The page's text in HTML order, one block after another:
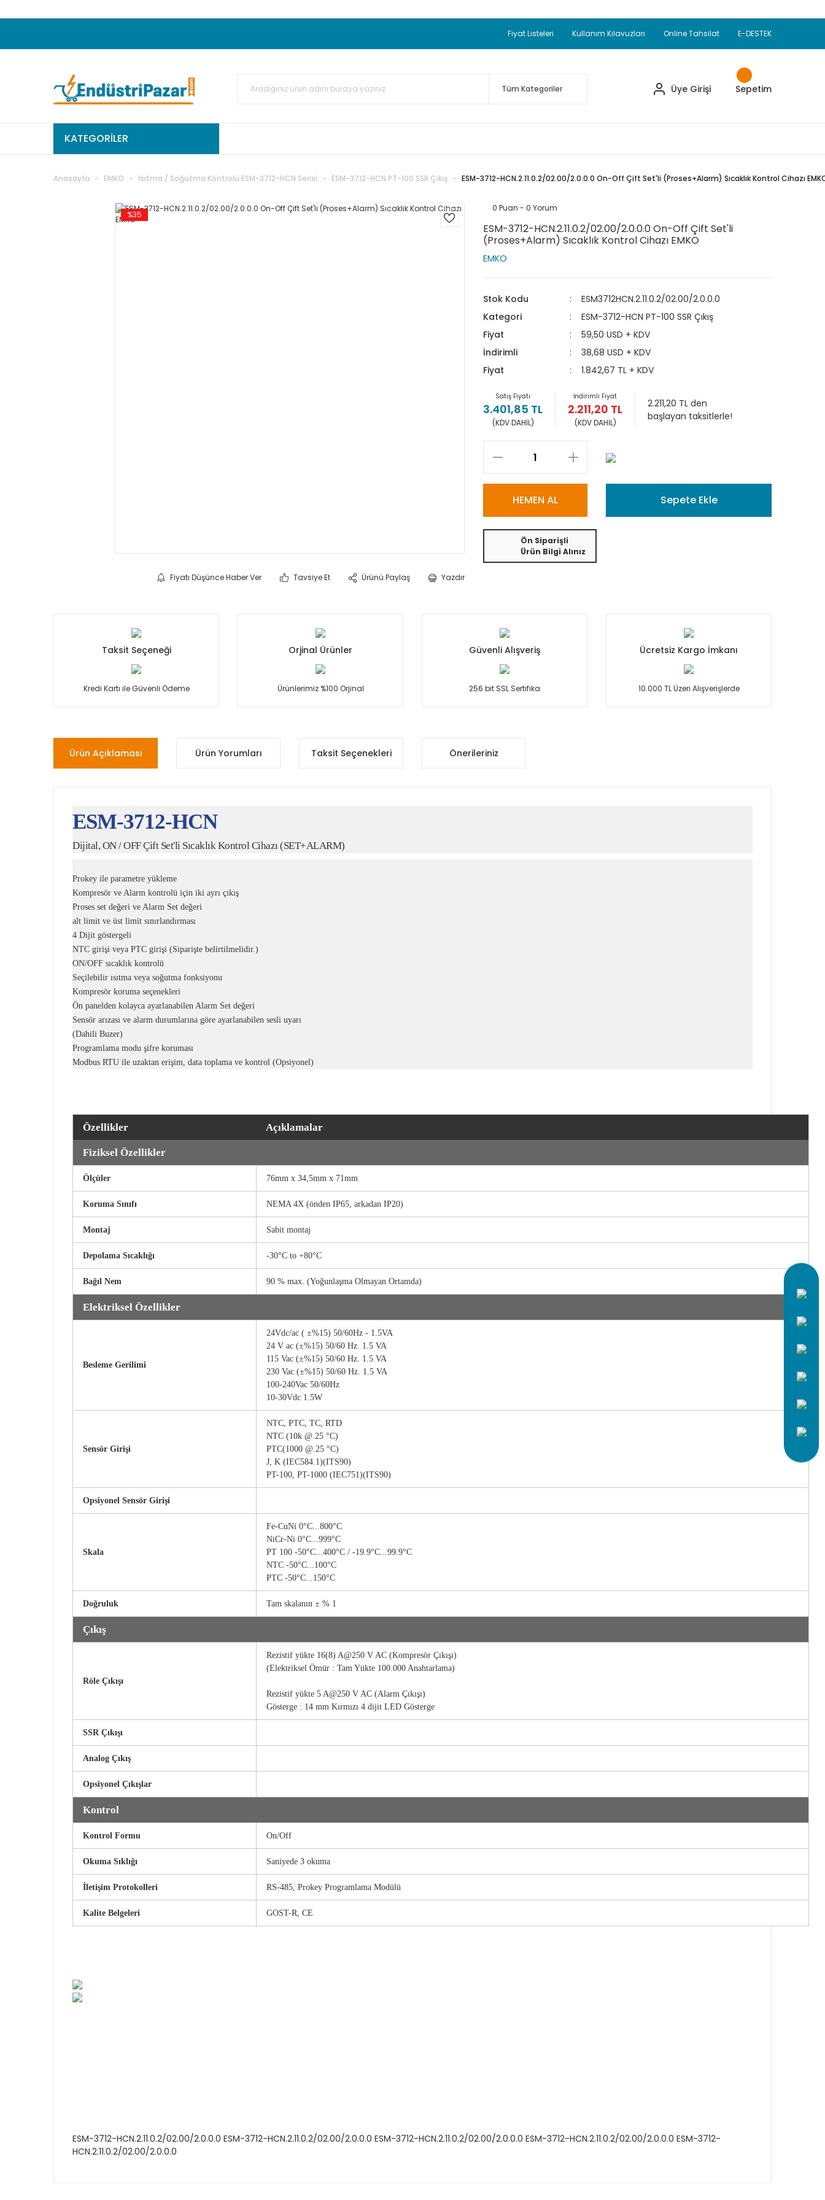
20.000TL ve Üzeri Alışverişlerinizde KARGO BEDAVATC Standart Bayonet J Tip Termokupul Ürünlerinde 50 Adet Alımlarda Sepette Ekstra %5 İskonto...
TC Standart Bayonet J Tip Termokupul Ürünlerinde 250 Adet Alımlarda Sepette
50.000,00TL ve Üzeri EMKO Ürünleri Alışverişlerinizde Sepette
Fiyat Listeleri Kullanım Kılavuzları Online Tahsilat E-DESTEK
Üye Girişi Sepetim
KATEGORİLER
Anasayfa EMKO Isıtma / Soğutma Kontrolü ESM-3712-HCN Serisi ESM-3712-HCN PT-100 SSR Çıkış ESM-3712-HCN.2.11.0.2/02.00/2.0.0.0 On-Off Çift Set'li (Proses+Alarm) Sıcaklık Kontrol Cihazı
%35
Fiyatı Düşünce Haber Ver Tavsiye Et Ürünü Paylaş Yazdır
0 Puan - 0 Yorum
ESM-3712-HCN.2.11.0.2/02.00/2.0.0.0 On-Off Çift Set'li
(Proses+Alarm) Sıcaklık Kontrol Cihazı EMKO
EMKO
Stok Kodu
ESM3712HCN.2.11.0.2/02.00/2.0.0.0
Kategori
ESM-3712-HCN PT-100 SSR Çıkış
Fiyat
59,50 USD + KDV
İndirimli
38,68 USD + KDV
Fiyat
1.842,67 TL + KDV
Satış Fiyatı
3.401,85 TL
(KDV DAHİL)
İndirimli Fiyat
2.211,20 TL
(KDV DAHİL)
2.211,20 TL den
başlayan taksitlerle!
HEMEN AL Sepete Ekle
Ön Siparişli
Ürün Bilgi Alınız
Taksit Seçeneği
Kredi Kartı ile Güvenli Ödeme
Orjinal Ürünler
Ürünlerimiz %100 Orjinal
Güvenli Alışveriş
256 bit SSL Sertifika
Ücretsiz Kargo İmkanı
10.000 TL Üzeri Alışverişlerde
Ürün Açıklaması Ürün Yorumları Taksit Seçenekleri Önerileriniz
ESM-3712-HCN
Dijital, ON / OFF Çift Set'li Sıcaklık Kontrol Cihazı (SET+ALARM)
Prokey ile parametre yükleme
Kompresör ve Alarm kontrolü için iki ayrı çıkış
Proses set değeri ve Alarm Set değeri
alt limit ve üst limit sınırlandırması
4 Dijit göstergeli
NTC girişi veya PTC girişi (Siparişte belirtilmelidir.)
ON/OFF sıcaklık kontrolü
Seçilebilir ısıtma veya soğutma fonksiyonu
Kompresör koruma seçenekleri
Ön panelden kolayca ayarlanabilen Alarm Set değeri
Sensör arızası ve alarm durumlarına göre ayarlanabilen sesli uyarı
(Dahili Buzer)
Programlama modu şifre koruması
Modbus RTU ile uzaktan erişim, data toplama ve kontrol (Opsiyonel)
Özellikler Açıklamalar
Fiziksel Özellikler
Ölçüler 76mm x 34,5mm x 71mm
Koruma Sınıfı NEMA 4X (önden IP65, arkadan IP20)
Montaj Sabit montaj
Depolama Sıcaklığı -30°C to +80°C
Bağıl Nem 90 % max. (Yoğunlaşma Olmayan Ortamda)
Elektriksel Özellikler
Besleme Gerilimi
24Vdc/ac ( ±%15) 50/60Hz - 1.5VA
24 V ac (±%15) 50/60 Hz. 1.5 VA
115 Vac (±%15) 50/60 Hz. 1.5 VA
230 Vac (±%15) 50/60 Hz. 1.5 VA
100-240Vac 50/60Hz
10-30Vdc 1.5W
Sensör Girişi
NTC, PTC, TC, RTD
NTC (10k @.25 °C)
PTC(1000 @.25 °C)
J, K (IEC584.1)(ITS90)
PT-100, PT-1000 (IEC751)(ITS90)
Opsiyonel Sensör Girişi
Skala
Fe-CuNi 0°C...800°C
NiCr-Ni 0°C...999°C
PT 100 -50°C...400°C / -19.9°C...99.9°C
NTC -50°C...100°C
PTC -50°C...150°C
Doğruluk Tam skalanın ± % 1
Çıkış
Röle Çıkışı
Rezistif yükte 16(8) A@250 V AC (Kompresör Çıkışı)
(Elektriksel Ömür : Tam Yükte 100.000 Anahtarlama)
Rezistif yükte 5 A@250 V AC (Alarm Çıkışı)
Gösterge : 14 mm Kırmızı 4 dijit LED Gösterge
SSR Çıkışı
Analog Çıkış
Opsiyonel Çıkışlar
Kontrol
Kontrol Formu On/Off
Okuma Sıklığı Saniyede 3 okuma
İletişim Protokolleri RS-485, Prokey Programlama Modülü
Kalite Belgeleri GOST-R, CE
ESM-3712-HCN.2.11.0.2/02.00/2.0.0.0 ESM-3712-HCN.2.11.0.2/02.00/2.0.0.0 ESM-3712-HCN.2.11.0.2/02.00/2.0.0.0 ESM-3712-HCN.2.11.0.2/02.00/2.0.0.0 ESM-3712-
HCN.2.11.0.2/02.00/2.0.0.0